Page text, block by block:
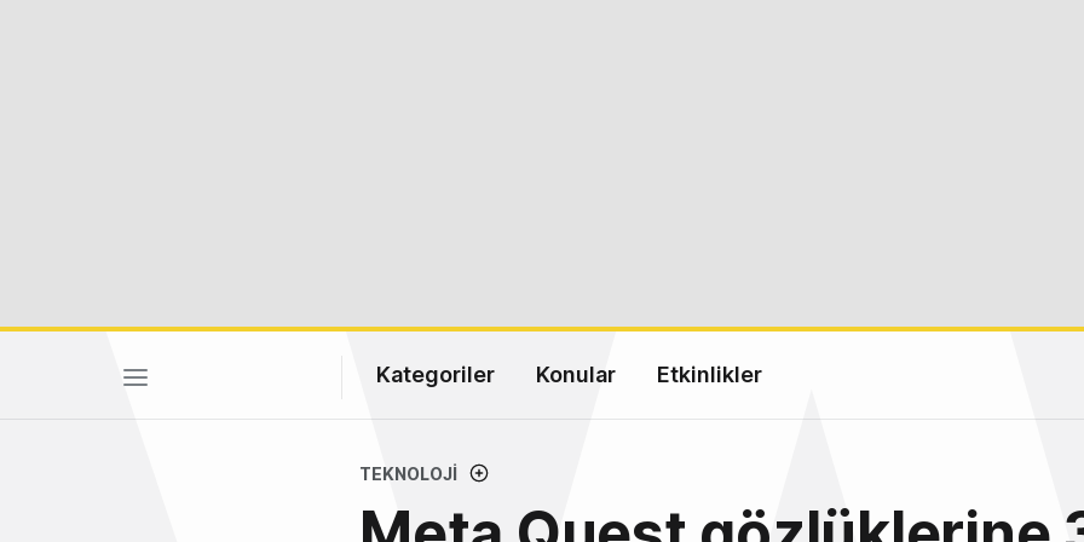
Kategoriler Konular Etkinlikler
TEKNOLOJI